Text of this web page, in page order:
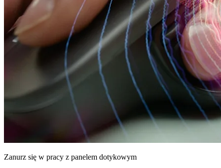
Zanurz się w pracy z panelem dotykowym